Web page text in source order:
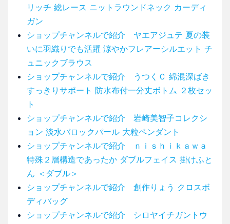
リッチ 総レース ニットラウンドネック カーディ
ガン
ショップチャンネルで紹介 ヤエアジュテ 夏の装
いに羽織りでも活躍 涼やかフレアーシルエット チ
ュニックブラウス
ショップチャンネルで紹介 うつくＣ 綿混深ばき
すっきりサポート 防水布付一分丈ボトム ２枚セッ
ト
ショップチャンネルで紹介 岩崎美智子コレクシ
ョン 淡水バロックパール 大粒ペンダント
ショップチャンネルで紹介 ｎｉｓｈｉｋａｗａ
特殊２層構造であったか ダブルフェイス 掛けふと
ん ＜ダブル＞
ショップチャンネルで紹介 創作りょう クロスボ
ディバッグ
ショップチャンネルで紹介 シロヤイチガントウ